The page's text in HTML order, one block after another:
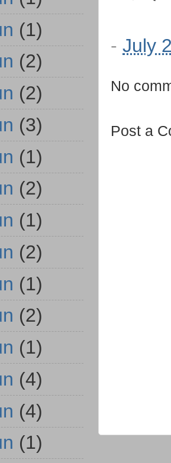
- July
No
Post a
(1)
(2)
(2)
(3)
(1)
(2)
(1)
(2)
(1)
(2)
(1)
(4)
(4)
(1)